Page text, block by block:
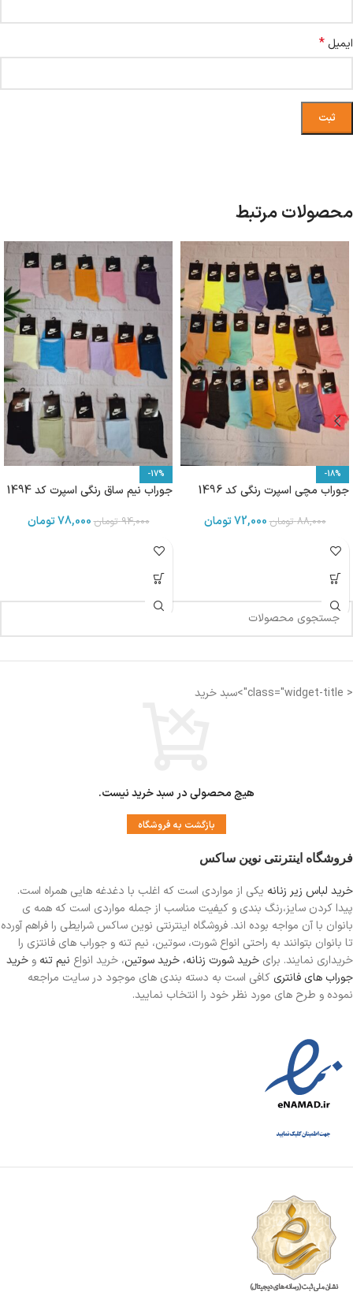
ایمیل *
محصولات مرتبط
-18%
جوراب مچی اسپرت رنگی کد 1496
88,000 تومان72,000تومان
-17%
جوراب نیم ساق رنگی اسپرت کد 1494
94,000 تومان78,000تومان
< class="widget-title">سبد خرید
هیچ محصولی در سبد خرید نیست.
بازگشت به فروشگاه
فروشگاه اینترنتی نوین ساکس
خرید لباس زیر زنانه یکی از مواردی است که اغلب با دغدغه هایی همراه است.
پیدا کردن سایز،رنگ بندی و کیفیت مناسب از جمله مواردی است که همه ی
بانوان با آن مواجه بوده اند. فروشگاه اینترنتی نوین ساکس شرایطی را فراهم آورده
تا بانوان بتوانند به راحتی انواع شورت، سوتین، نیم تنه و جوراب های فانتزی را
خریداری نمایند. برای خرید شورت زنانه، خرید سوتین، خرید انواع نیم تنه و خرید
جوراب های فانتری کافی است به دسته بندی های موجود در سایت مراجعه
نموده و طرح های مورد نظر خود را انتخاب نمایید.